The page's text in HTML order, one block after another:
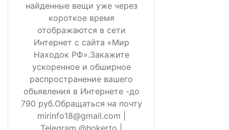
найденные вещи уже через
короткое время
отображаются в сети
Интернет с сайта «Мир
Находок РФ».Закажите
ускоренное и обширное
распространение вашего
объявления в Интернете -до
790 руб.Обращаться на почту
mirinfo18@gmail.com |